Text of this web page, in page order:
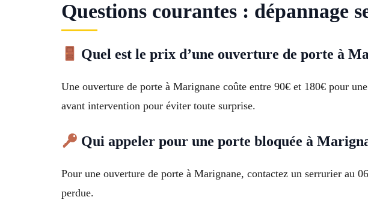
Questions courantes : dépannage
Quel est le prix d’une ouverture de porte à
Une ouverture de porte à Marignane coûte entre 90€ et 180€ pour
avant intervention pour éviter toute surprise.
Qui appeler pour une porte bloquée à
Pour une ouverture de porte à Marignane, contactez un serrurier au
perdue.